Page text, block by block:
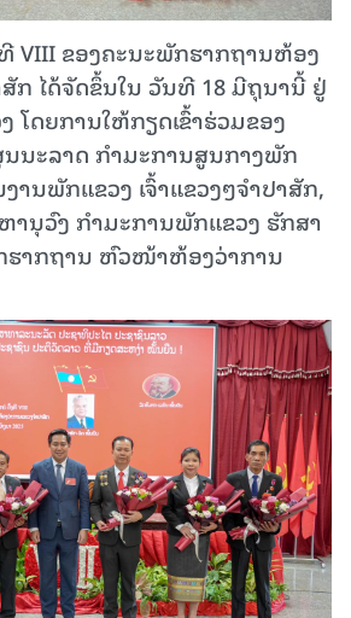
VIII ຂອງຄະນະພັກຮາກຖານຫ້ອງ
ກ ໄດ້ຈັດຂຶ້ນໃນ ວັນທີ 18 ມີຖຸນານີ້ ຢູ່
ໂດຍການໃຫ້ກຽດເຂົ້າຮ່ວມຂອງ
ນນະລາດ ກຳມະການສູນກາງພັກ
ານພັກແຂວງ ເຈົ້າແຂວງໆຈຳປາສັກ,
ານຸວົງ ກຳມະການພັກແຂວງ ຮັກສາ
ຮາກຖານ ຫົວໜ້າຫ້ອງວ່າການ